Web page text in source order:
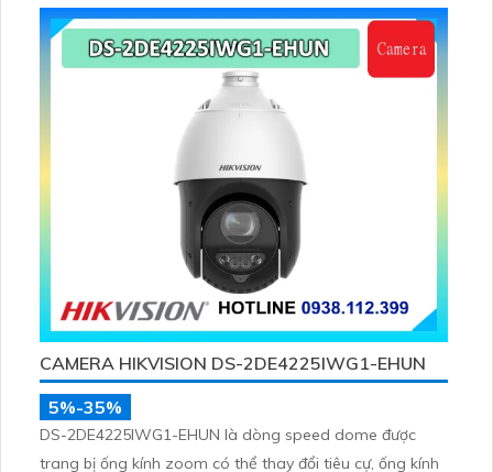
100m
CAMERA HIKVISION DS-2DE4225IWG1-EHUN
5%-35%
DS-2DE4225IWG1-EHUN là dòng speed dome được
trang bị ống kính zoom có thể thay đổi tiêu cự, ống kính